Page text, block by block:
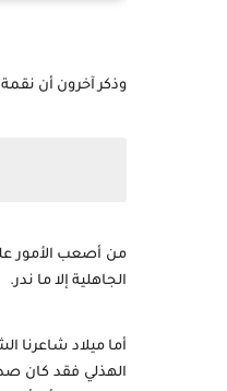
وذكر آخرون أن
من أصعب الأمور
الجاهلية إلا ما ندر.
أما ميلاد شاعرنا
الهذلي فقد كان